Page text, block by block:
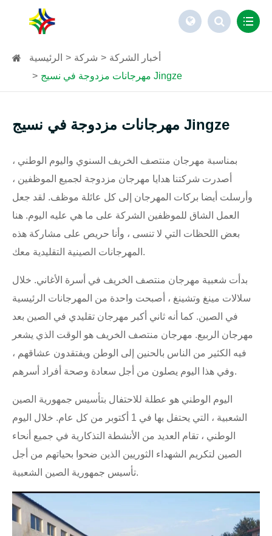
الرئيسية شركة
أخبار الشركة
مهرجانات مزدوجة في نسيج Jingze
مهرجانات مزدوجة في نسيج Jingze
بمناسبة مهرجان منتصف الخريف السنوي واليوم الوطني ،
أصدرت شركتنا هدايا مهرجان مزدوجة لجميع الموظفين ،
وأرسلت أيضا بركات المهرجان إلى كل عائلة موظف. لقد جعل
العمل الشاق للموظفين الشركة على ما هي عليه اليوم. هنا
بعض اللحظات التي لا تنسى ، وأنا حريص على مشاركة هذه
المهرجانات الصينية التقليدية معك.
بدأت شعبية مهرجان منتصف الخريف في أسرة الأغاني. خلال
سلالات مينغ وتشينغ ، أصبحت واحدة من المهرجانات الرئيسية
في الصين. كما أنه ثاني أكبر مهرجان تقليدي في الصين بعد
مهرجان الربيع. مهرجان منتصف الخريف هو الوقت الذي يشعر
فيه الكثير من الناس بالحنين إلى الوطن ويفتقدون عشاقهم ،
وفي هذا اليوم يصلون من أجل سعادة وصحة أفراد أسرهم.
اليوم الوطني هو عطلة للاحتفال بتأسيس جمهورية الصين
الشعبية ، التي يحتفل بها في 1 أكتوبر من كل عام. خلال اليوم
الوطني ، تقام العديد من الأنشطة التذكارية في جميع أنحاء
الصين لتكريم الشهداء الثوريين الذين ضحوا بحياتهم من أجل
تأسيس جمهورية الصين الشعبية.